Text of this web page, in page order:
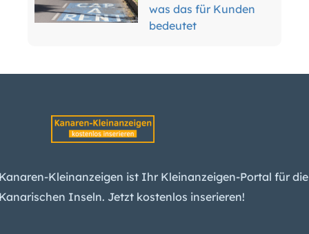
was das für Kunden
bedeutet
erwarten spürbare
Kanaren-
weiter – das liegt
besonders an diesem
Kleinanzeigen ist Ihr Kleinanzeigen-Portal für die
Inseln. Jetzt kostenlos inserieren!